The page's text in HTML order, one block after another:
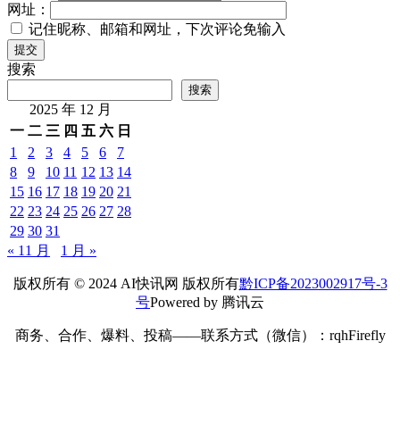
网址：
记住昵称、邮箱和网址，下次评论免输入
提交
搜索
搜索
2025 年 12 月
一 二 三 四 五 六 日
1
2 3 4 5 6
7
8
9 10 11 12 13 14
15 16 17 18 19 20 21
22 23 24 25 26 27 28
29 30 31
« 11 月
1 月 »
版权所有 © 2024 AI快讯网 版权所有黔ICP备2023002917号-3
号Powered by 腾讯云
商务、合作、爆料、投稿——联系方式（微信）：rqhFirefly